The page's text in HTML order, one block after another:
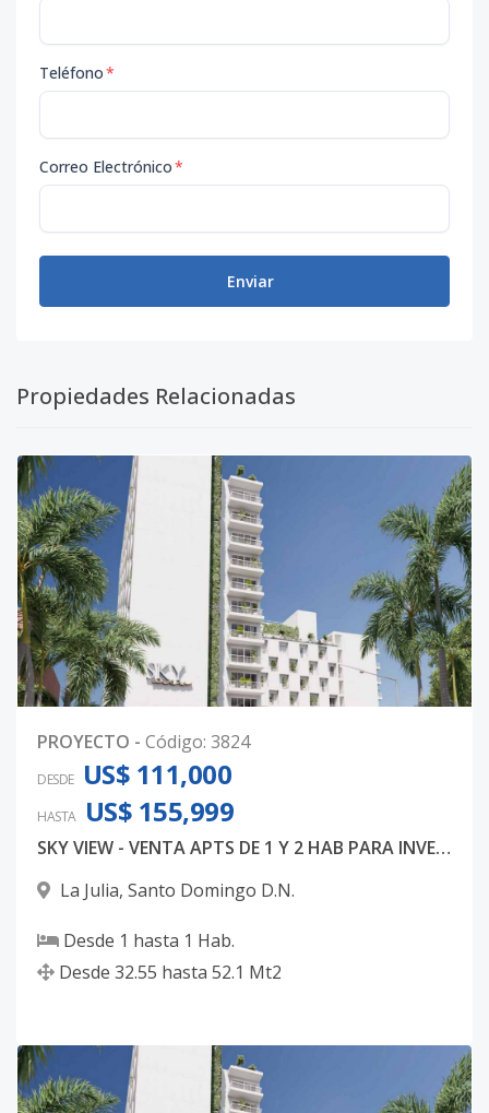
Teléfono*
Correo Electrónico*
Enviar
Propiedades Relacionadas
PROYECTO - Código: 3824
DESDE US$ 111,000
HASTA US$ 155,999
SKY VIEW - VENTA APTS DE 1 Y 2 HAB PARA INVERSION
La Julia, Santo Domingo D.N.
Desde 1 hasta 1 Hab.
Desde 32.55 hasta 52.1 Mt2